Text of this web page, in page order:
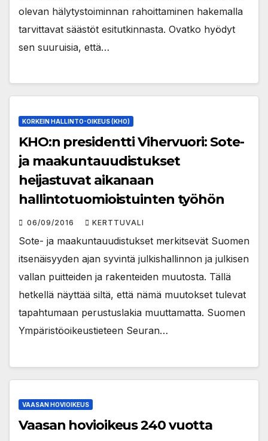
olevan hälytystoiminnan rahoittaminen hakemalla
tarvittavat säästöt esitutkinnasta. Ovatko hyödyt
sen suuruisia, että…
KORKEIN HALLINTO-OIKEUS (KHO)
KHO:n presidentti Vihervuori: Sote-
ja maakuntauudistukset
heijastuvat aikanaan
hallintotuomioistuinten työhön
06/09/2016 KERTTUVALI
Sote- ja maakuntauudistukset merkitsevät Suomen
itsenäisyyden ajan syvintä julkishallinnon ja julkisen
vallan puitteiden ja rakenteiden muutosta. Tällä
hetkellä näyttää siltä, että nämä muutokset tulevat
tapahtumaan perustuslakia muuttamatta. Suomen
Ympäristöoikeustieteen Seuran…
VAASAN HOVIOIKEUS
Vaasan hovioikeus 240 vuotta